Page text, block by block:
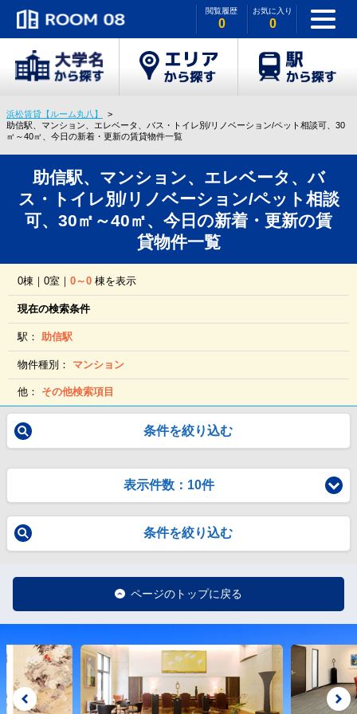
閲覧履歴
0
お気に入り
0
浜松賃貸【ルーム丸八】
助信駅、マンション、エレベータ、バス・トイレ別/リノベーション/ペット相談可、30
㎡～40㎡、今日の新着・更新の賃貸物件一覧
助信駅、マンション、エレベータ、バ
ス・トイレ別/リノベーション/ペット相談
可、30㎡～40㎡、今日の新着・更新の賃
貸物件一覧
0棟｜0室｜0～0 棟を表示
現在の検索条件
駅： 助信駅
物件種別： マンション
他： その他検索項目
条件を絞り込む
表示件数：10件
条件を絞り込む
ページのトップに戻る